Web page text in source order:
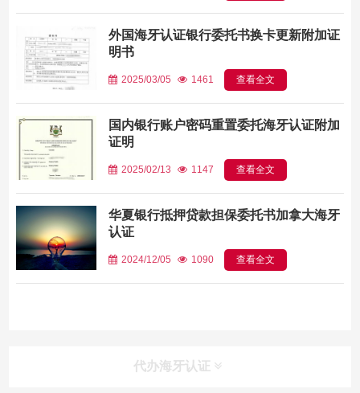
外国海牙认证银行委托书换卡更新附加证
明书
2025/03/05 1461 查看全文
国内银行账户密码重置委托海牙认证附加
证明
2025/02/13 1147 查看全文
华夏银行抵押贷款担保委托书加拿大海牙
认证
2024/12/05 1090 查看全文
代办海牙认证